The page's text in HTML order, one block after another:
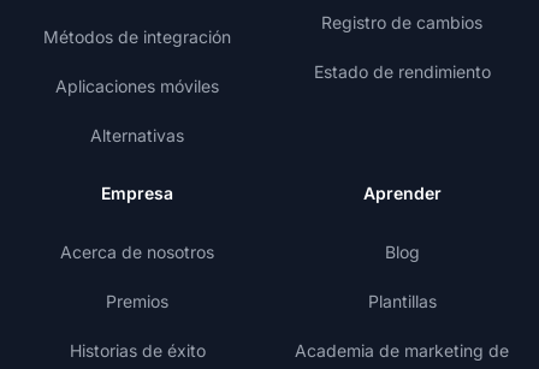
Métodos de integración
Aplicaciones móviles
Alternativas
Registro de cambios
Estado de rendimiento
Empresa
Acerca de nosotros
Premios
Historias de éxito
Aprender
Blog
Plantillas
Academia de marketing de